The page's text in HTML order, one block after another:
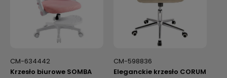
CM-634442
Krzesło biurowe SOMBA
CM-598836
Eleganckie krzesło CORUM